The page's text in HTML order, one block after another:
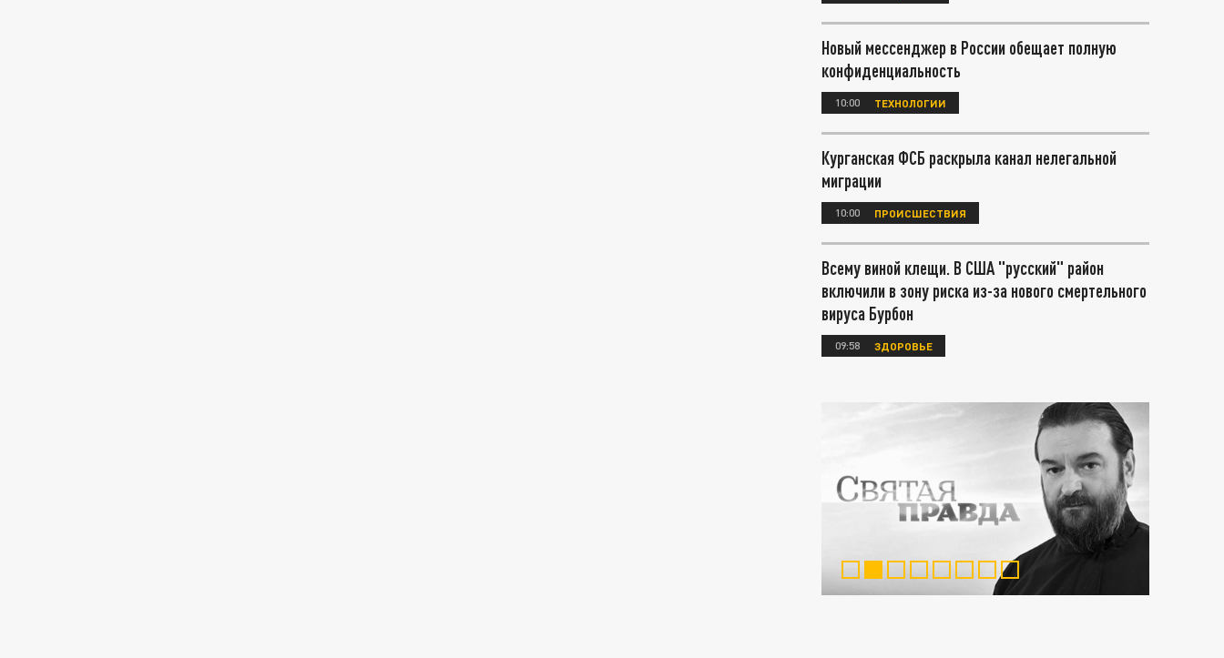
Новый мессенджер в России обещает полную
конфиденциальность
10:00 ТЕХНОЛОГИИ
Курганская ФСБ раскрыла канал нелегальной
миграции
10:00 ПРОИСШЕСТВИЯ
Всему виной клещи. В США "русский" район
включили в зону риска из-за нового смертельного
вируса Бурбон
09:58 ЗДОРОВЬЕ